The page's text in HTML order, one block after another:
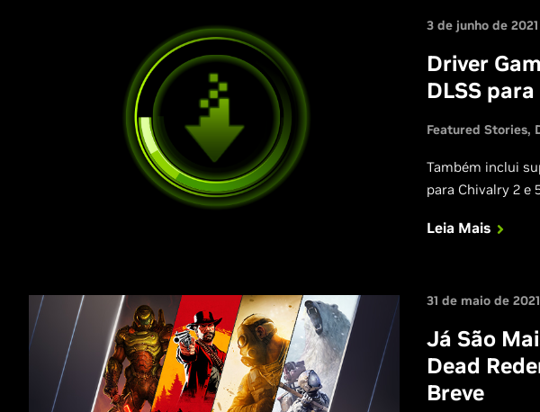
3 de junho de 2021
Driver
DLSS
Featured Stories
Também inclui
para Chivalry 2 e
Leia Mais
31 de maio de 2021
Já São
Dead
Breve